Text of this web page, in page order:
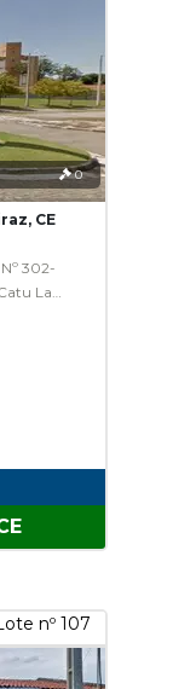
0
CE
302-
Lake
nº 107